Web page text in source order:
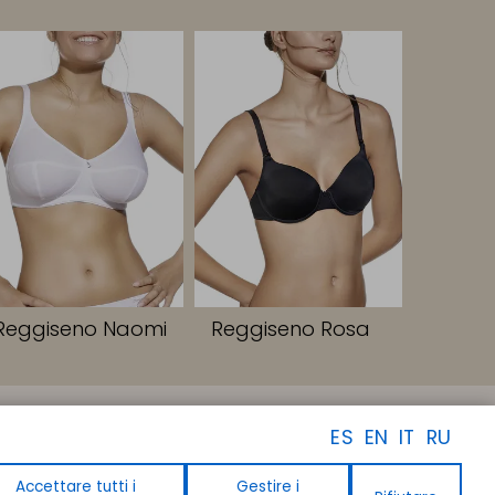
Naomi Reggiseno Rosa
ES EN IT RU
Accettare tutti i Gestire i
Instagram
Linkedin